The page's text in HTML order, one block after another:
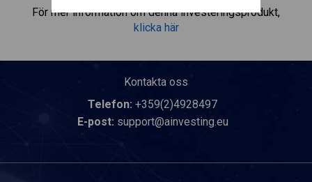
För mer information om denna investeringsprodukt,
klicka här
Kontakta oss
Telefon: +359(2)4928497
E-post: support@ainvesting.eu